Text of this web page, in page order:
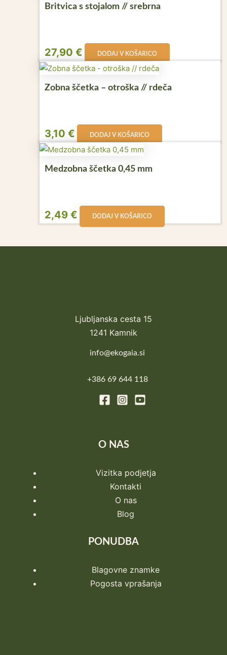
Britvica s stojalom // srebrna
27,90€ DODAJ V KOŠARICO
Zobna ščetka – otroška // rdeča
3,10€ DODAJ V KOŠARICO
Medzobna ščetka 0,45 mm
2,49€ DODAJ V KOŠARICO
Ljubljanska cesta 15
1241 Kamnik
info@ekogaia.si
+386 69 644 118
O NAS
Vizitka podjetja
Kontakti
O nas
Blog
PONUDBA
Blagovne znamke
Pogosta vprašanja